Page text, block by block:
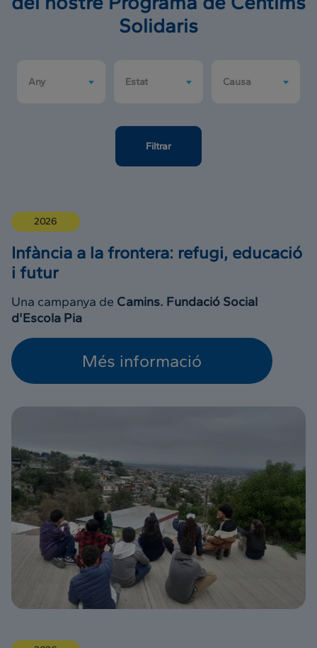
Solidaris
Any Estat Causa
Filtrar
2026
Infància a la frontera: refugi, educació
i futur
Una campanya de Camins. Fundació Social
d'Escola Pia
Més informació